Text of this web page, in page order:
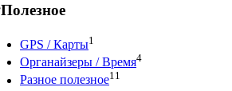
Полезное
GPS / Карты1
Органайзеры / Время4
Разное полезное11